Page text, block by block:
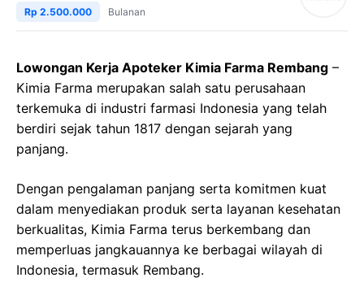
Rp 2.500.000 Bulanan
Lowongan Kerja Apoteker Kimia Farma Rembang –
Kimia Farma merupakan salah satu perusahaan
terkemuka di industri farmasi Indonesia yang telah
berdiri sejak tahun 1817 dengan sejarah yang
panjang.
Dengan pengalaman panjang serta komitmen kuat
dalam menyediakan produk serta layanan kesehatan
berkualitas, Kimia Farma terus berkembang dan
memperluas jangkauannya ke berbagai wilayah di
Indonesia, termasuk Rembang.